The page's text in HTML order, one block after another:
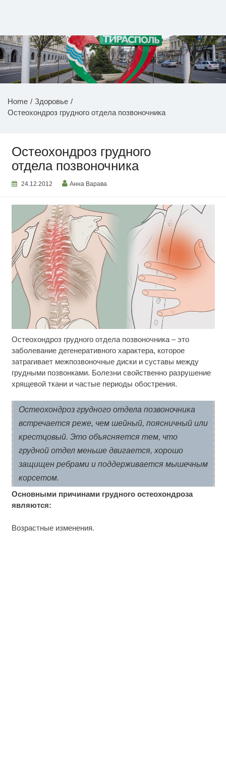
НОВОСТИ ПРИДНЕСТРОВЬЯ
Home
Здоровье
Остеохондроз грудного отдела позвоночника
Остеохондроз грудного
отдела позвоночника
24.12.2012 Анна Варава
Остеохондроз грудного отдела позвоночника – это
заболевание дегенеративного характера, которое
затрагивает межпозвоночные диски и суставы между
грудными позвонками. Болезни свойственно разрушение
хрящевой ткани и частые периоды обострения.
Остеохондроз грудного отдела позвоночника
встречается реже, чем шейный, поясничный или
крестцовый. Это объясняется тем, что
грудной отдел меньше двигается, хорошо
защищен ребрами и поддерживается мышечным
корсетом.
Основными причинами грудного остеохондроза
являются:
Возрастные изменения.
Скрытая камера на пляже Крыма: Что люди
i
Ролик длится несколько секунд, а смеяться вы
будете долго
i
Ролик из Омска: вы будете смеяться долго